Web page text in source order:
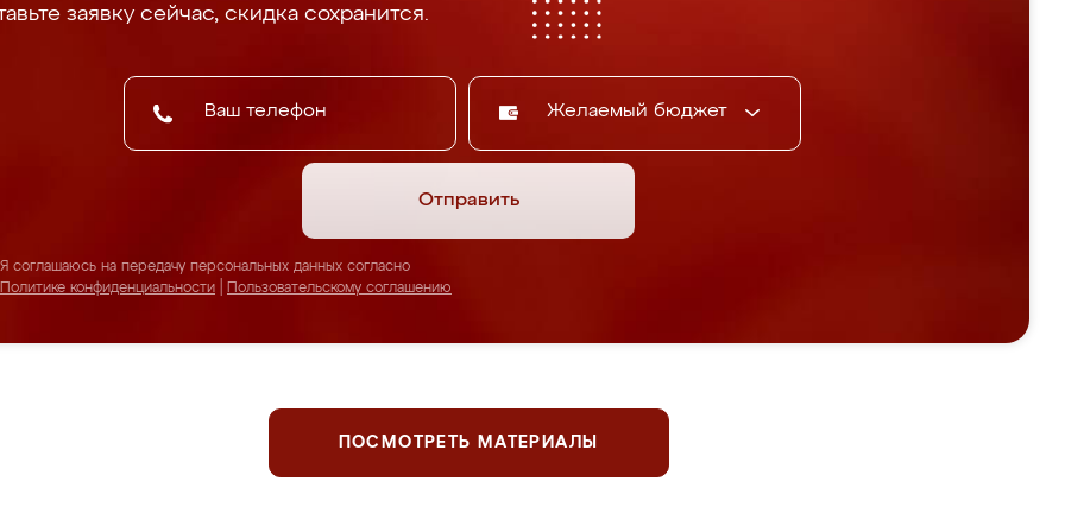
заявку сейчас, скидка сохранится.
Желаемый бюджет
Отправить
Я соглашаюсь на передачу персональных данных согласно
Политике конфиденциальности
Пользовательскому соглашению
ПОСМОТРЕТЬ МАТЕРИАЛЫ